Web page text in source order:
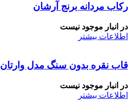
رکاب مردانه برنج آرشان
در انبار موجود نیست
اطلاعات بیشتر
قاب نقره بدون سنگ مدل وارتان
در انبار موجود نیست
اطلاعات بیشتر